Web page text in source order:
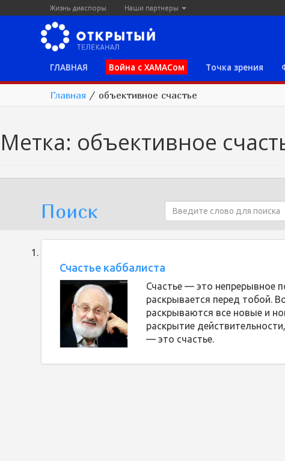
Жизнь диаспоры Наши партнеры
ГЛАВНАЯ Война с ХАМАСом Точка зрения
Главная / объективное счастье
Метка: объективное
Поиск
Счастье каббалиста
Счастье — это непрерывное
раскрывается перед тобой.
раскрываются все новые и
раскрытие
— это счастье.